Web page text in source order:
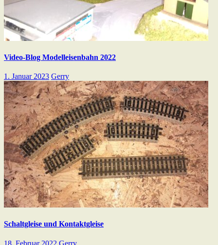
Video-Blog Modelleisenbahn 2022
1. Januar 2023 Gerry
Schaltgleise und Kontaktgleise
18. Februar 2022 Gerry